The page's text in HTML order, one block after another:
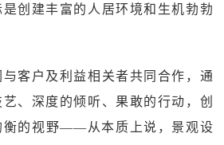
创建丰富的人居环境和生机勃勃
客户及利益相关者共同合作，通
、深度的倾听、果敢的行动，创
衡的视野——从本质上说，景观设